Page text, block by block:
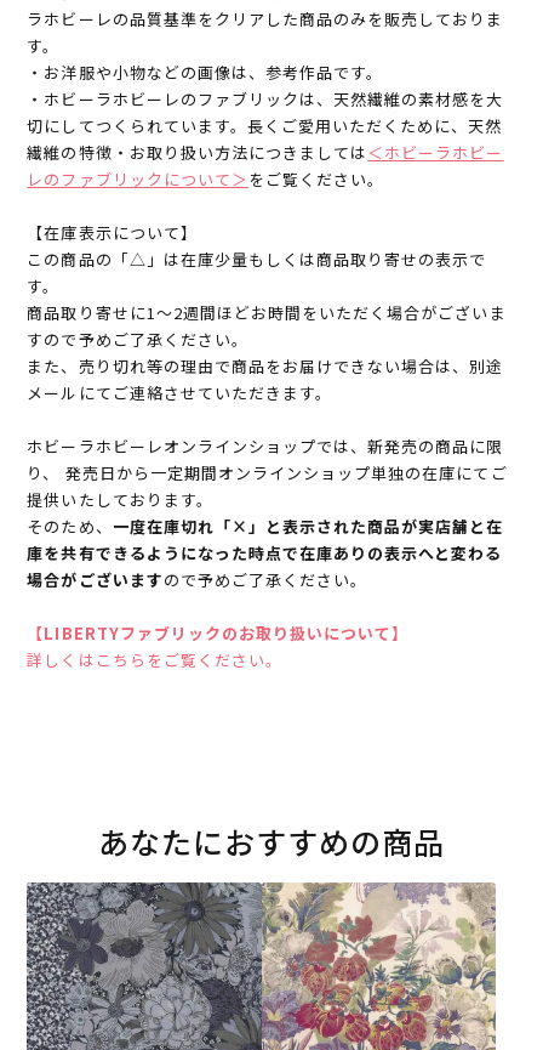
ラホビーレの品質基準をクリアした商品のみを販売しておりま
す。
・お洋服や小物などの画像は、参考作品です。
・ホビーラホビーレのファブリックは、天然繊維の素材感を大
切にしてつくられています。長くご愛用いただくために、天然
繊維の特徴・お取り扱い方法につきましては＜ホビーラホビー
レのファブリックについて＞ をご覧ください。
【在庫表示について】
この商品の「△」は在庫少量もしくは商品取り寄せの表示で
す。
商品取り寄せに1～2週間ほどお時間をいただく場合がございま
すので予めご了承ください。
また、売り切れ等の理由で商品をお届けできない場合は、別途
メールにてご連絡させていただきます。
ホビーラホビーレオンラインショップでは、新発売の商品に限
り、 発売日から一定期間オンラインショップ単独の在庫にてご
提供いたしております。
そのため、 一度在庫切れ「×」と表示された商品が実店舗と在
庫を共有できるようになった時点で在庫ありの表示へと変わる
場合がございますので予めご了承ください。
【LIBERTYファブリックのお取り扱いについて】
詳しくはこちらをご覧ください。
あなたにおすすめの商品